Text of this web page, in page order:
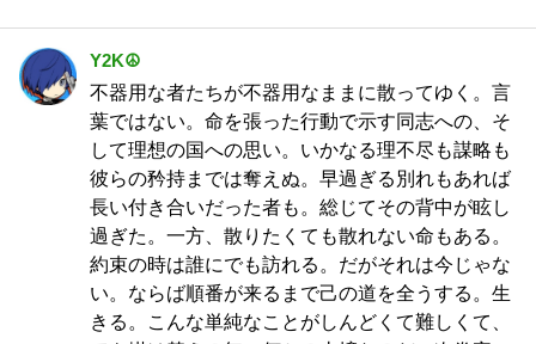
Y2K☮
不器用な者たちが不器用なままに散ってゆく。言
葉ではない。命を張った行動で示す同志への、そ
して理想の国への思い。いかなる理不尽も謀略も
彼らの矜持までは奪えぬ。早過ぎる別れもあれば
長い付き合いだった者も。総じてその背中が眩し
過ぎた。一方、散りたくても散れない命もある。
約束の時は誰にでも訪れる。だがそれは今じゃな
い。ならば順番が来るまで己の道を全うする。生
きる。こんな単純なことがしんどくて難しくて、